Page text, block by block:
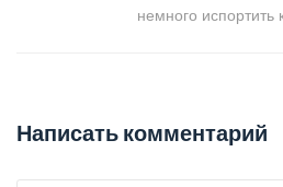
немного испортить
Написать комментарий